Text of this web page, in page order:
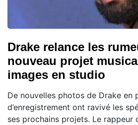
Drake relance les
nouveau projet
images en studio
De nouvelles photos de Drake en
d’enregistrement ont ravivé les
ses prochains projets. Le rappeur